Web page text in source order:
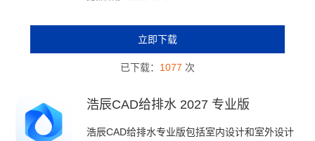
立即下载
已下载： 1077 次
浩辰CAD给排水 2027 专业版
浩辰CAD给排水专业版包括室内设计和室外设计